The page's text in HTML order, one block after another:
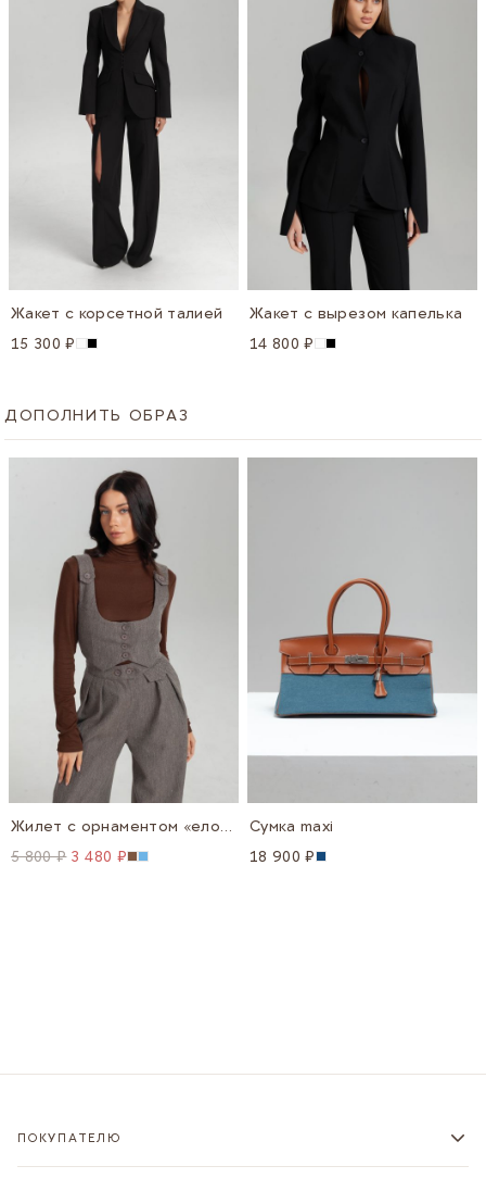
Жакет с корсетной талией
15 300 ₽
Жакет с вырезом капелька
14 800 ₽
ДОПОЛНИТЬ ОБРАЗ
Navigating through the elements of the carousel is
Press to skip carousel
Press to go to carousel navigation
Жилет с орнаментом «елочка»
5 800 ₽ 3 480 ₽
Сумка maxi
18 900 ₽
ПОКУПАТЕЛЮ